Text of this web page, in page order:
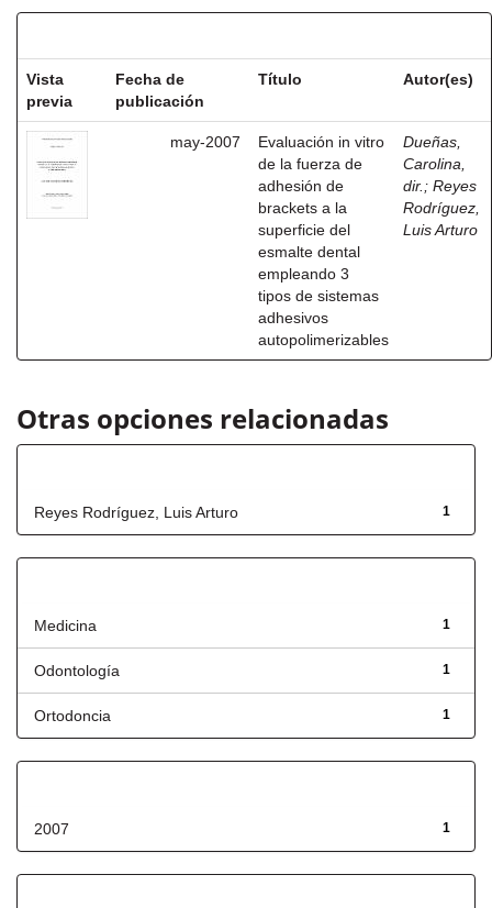
Vista
previa
Fecha de
publicación
Título Autor(es)
may-2007
Evaluación in vitro
de la fuerza de
adhesión de
brackets a la
superficie del
esmalte dental
empleando 3
tipos de sistemas
adhesivos
autopolimerizables
Dueñas,
Carolina,
dir. ; Reyes
Rodríguez,
Luis Arturo
Otras opciones relacionadas
1
Reyes Rodríguez, Luis Arturo
1
Medicina
1
Odontología
1
Ortodoncia
1
2007